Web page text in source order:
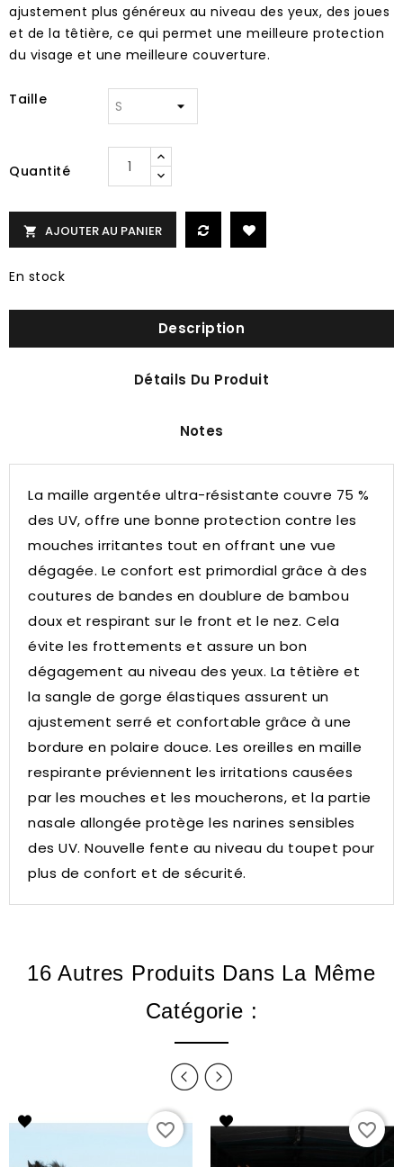
ajustement plus généreux au niveau des yeux, des joues
et de la têtière, ce qui permet une meilleure protection
du visage et une meilleure couverture.
Taille
Quantité
 AJOUTER AU PANIER
En stock
Description
Détails Du Produit
Notes
La maille argentée ultra-résistante couvre 75 %
des UV, offre une bonne protection contre les
mouches irritantes tout en offrant une vue
dégagée. Le confort est primordial grâce à des
coutures de bandes en doublure de bambou
doux et respirant sur le front et le nez. Cela
évite les frottements et assure un bon
dégagement au niveau des yeux. La têtière et
la sangle de gorge élastiques assurent un
ajustement serré et confortable grâce à une
bordure en polaire douce. Les oreilles en maille
respirante préviennent les irritations causées
par les mouches et les moucherons, et la partie
nasale allongée protège les narines sensibles
des UV. Nouvelle fente au niveau du toupet pour
plus de confort et de sécurité.
16 Autres Produits Dans La Même
Catégorie :
favorite_border favorite_border